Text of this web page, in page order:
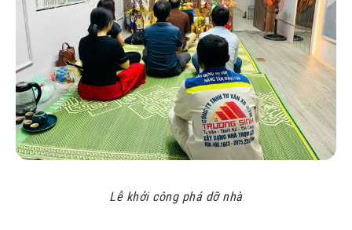
Lễ khởi công phá dỡ nhà